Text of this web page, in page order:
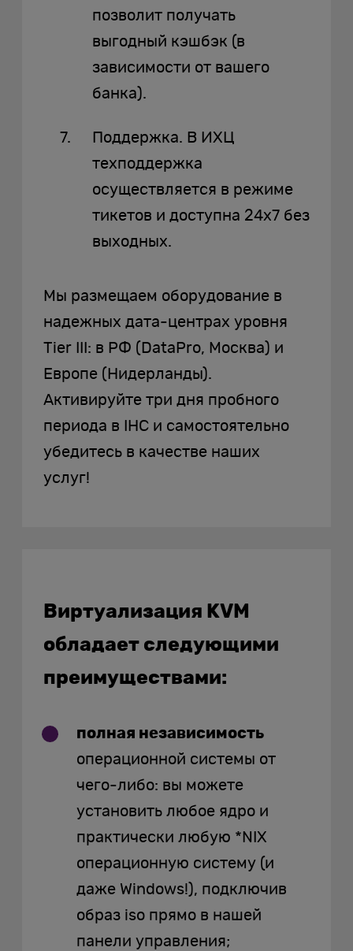
позволит получать
выгодный кэшбэк (в
зависимости от вашего
банка).
Поддержка. В ИХЦ
техподдержка
осуществляется в режиме
тикетов и доступна 24х7 без
выходных.
Мы размещаем оборудование в
надежных дата-центрах уровня
Tier III: в РФ (DataPro, Москва) и
Европе (Нидерланды).
Активируйте три дня пробного
периода в IHC и самостоятельно
убедитесь в качестве наших
услуг!
Виртуализация KVM
обладает следующими
преимуществами:
полная независимость
операционной системы от
чего-либо: вы можете
установить любое ядро и
практически любую *NIX
операционную систему (и
даже Windows!), подключив
образ iso прямо в нашей
панели управления;